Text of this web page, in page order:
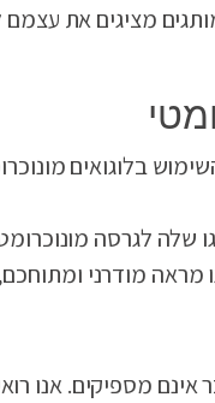
מציגים את
בלוגואים
מראה מודרני
אינם מספיקים. אנו